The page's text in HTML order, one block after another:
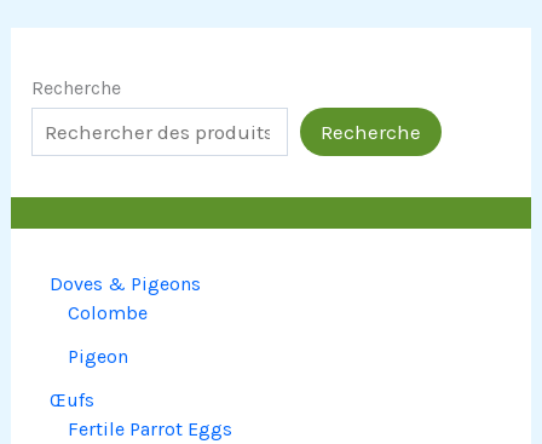
Recherche
Recherche
Doves & Pigeons
Colombe
Pigeon
Œufs
Fertile Parrot Eggs